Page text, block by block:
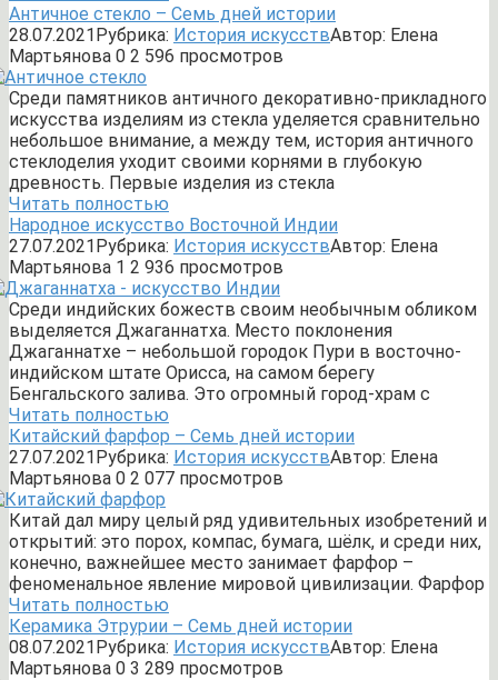
Античное стекло – Семь дней истории
28.07.2021Рубрика: История искусствАвтор: Елена
Мартьянова 0 2 596 просмотров
Среди памятников античного декоративно-прикладного
искусства изделиям из стекла уделяется сравнительно
небольшое внимание, а между тем, история античного
стеклоделия уходит своими корнями в глубокую
древность. Первые изделия из стекла
Читать полностью
Народное искусство Восточной Индии
27.07.2021Рубрика: История искусствАвтор: Елена
Мартьянова 1 2 936 просмотров
Среди индийских божеств своим необычным обликом
выделяется Джаганнатха. Место поклонения
Джаганнатхе – небольшой городок Пури в восточно-
индийском штате Орисса, на самом берегу
Бенгальского залива. Это огромный город-храм с
Читать полностью
Китайский фарфор – Семь дней истории
27.07.2021Рубрика: История искусствАвтор: Елена
Мартьянова 0 2 077 просмотров
Китай дал миру целый ряд удивительных изобретений и
открытий: это порох, компас, бумага, шёлк, и среди них,
конечно, важнейшее место занимает фарфор –
феноменальное явление мировой цивилизации. Фарфор
Читать полностью
Керамика Этрурии – Семь дней истории
08.07.2021Рубрика: История искусствАвтор: Елена
Мартьянова 0 3 289 просмотров